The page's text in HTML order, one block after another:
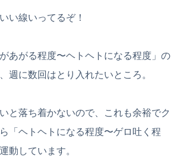
い線いってるぞ！
あがる程度〜ヘトヘトになる程度」の
週に数回はとり入れたいところ。
と落ち着かないので、これも余裕でク
「ヘトヘトになる程度〜ゲロ吐く程
動しています。